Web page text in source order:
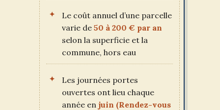
Le coût annuel d’une parcelle
varie de 50 à 200 € par an
selon la superficie et la
commune, hors eau
Les journées portes
ouvertes ont lieu chaque
année en juin (Rendez-vous